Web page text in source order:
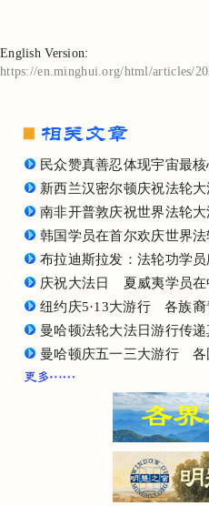
English Version:
https://en.minghui.org/html/articles/
民众赞真善忍体现宇宙最
新西兰汉密尔顿庆祝法轮
南非开普敦庆祝世界法轮大
韩国学员在首尔欢庆世界法
布拉迪斯拉发：法轮功学
庆祝大法日 夏威夷学员在
纽约庆5·13大游行 各族裔
曼哈顿法轮大法日游行传递
曼哈顿庆五一三大游行 各